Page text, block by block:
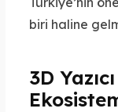
biri haline
3D